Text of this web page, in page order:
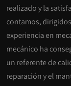
realizado y la
contamos,
experiencia en
mecánico ha
un referente de
reparación y el